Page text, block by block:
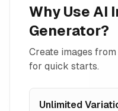
Why Use AI
Generator?
Create images
for quick starts.
Unlimited